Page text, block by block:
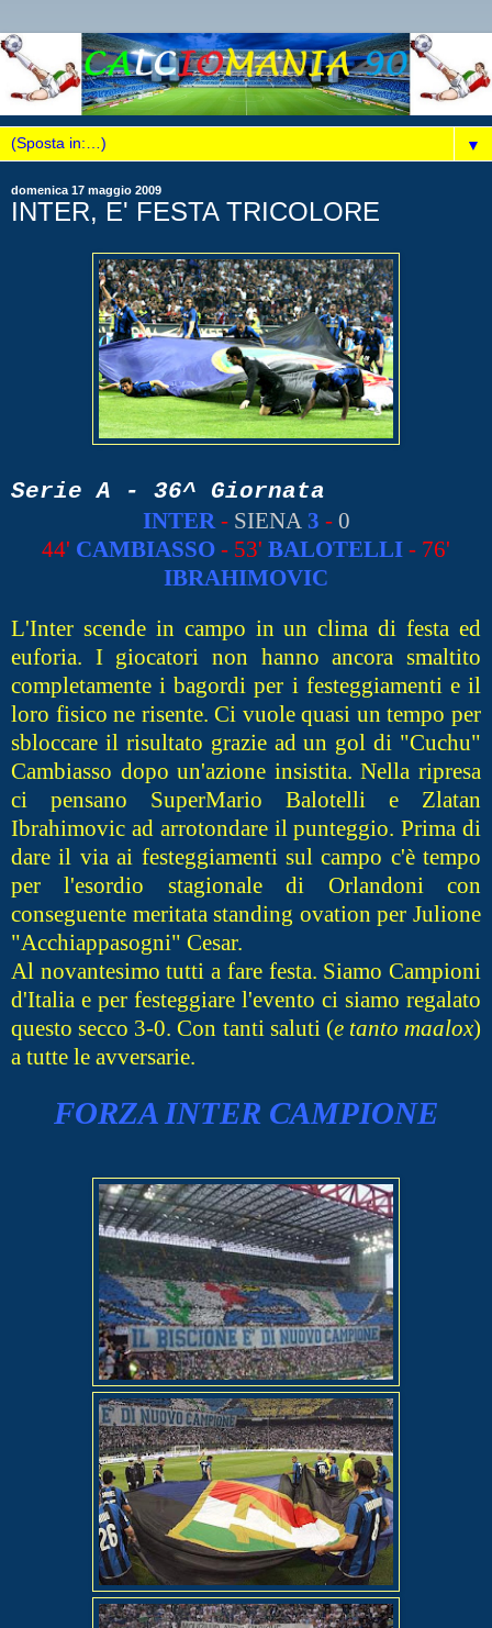
▼
domenica 17 maggio 2009
INTER, E' FESTA TRICOLORE
Serie A - 36^ Giornata
INTER- SIENA3 - 0
44' CAMBIASSO - 53' BALOTELLI - 76'
IBRAHIMOVIC
L'Inter scende in campo in un clima di festa ed
euforia. I giocatori non hanno ancora smaltito
completamente i bagordi per i festeggiamenti e il
loro fisico ne risente. Ci vuole quasi un tempo per
sbloccare il risultato grazie ad un gol di "Cuchu"
Cambiasso dopo un'azione insistita. Nella ripresa
ci pensano SuperMario Balotelli e Zlatan
Ibrahimovic ad arrotondare il punteggio. Prima di
dare il via ai festeggiamenti sul campo c'è tempo
per l'esordio stagionale di Orlandoni con
conseguente meritata standing ovation per Julione
"Acchiappasogni" Cesar.
Al novantesimo tutti a fare festa. Siamo Campioni
d'Italia e per festeggiare l'evento ci siamo regalato
questo secco 3-0. Con tanti saluti (e tanto maalox)
a tutte le avversarie.
FORZA INTER CAMPIONE